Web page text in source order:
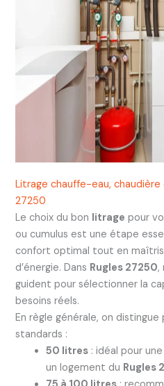
Litrage chauffe-eau, chaudière
27250
Le choix du bon litrage pour
ou cumulus est une étape
confort optimal tout en
d’énergie. Dans Rugles 27250,
guident pour sélectionner la
besoins réels.
En règle générale, on
standards :
50 litres: idéal pour
un logement du Rugles